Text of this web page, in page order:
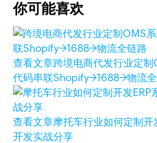
你可能喜欢
查看文章跨境电商代发行业定
代码串联Shopify→1688→物流
查看文章摩托车行业如何定制开
开发实战分享